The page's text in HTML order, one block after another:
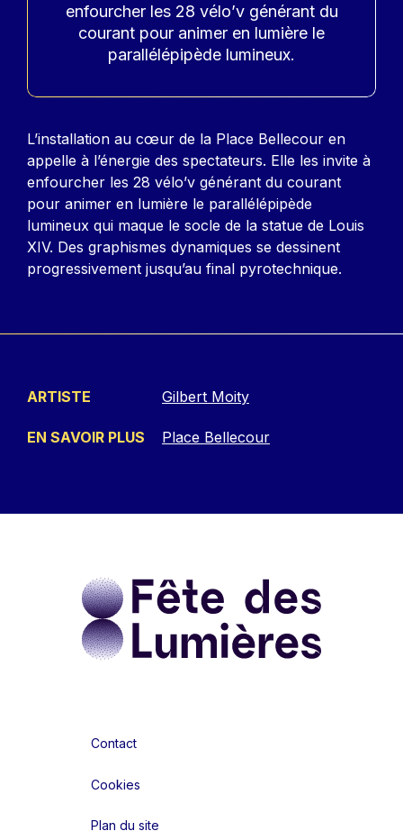
enfourcher les 28 vélo’v générant du
courant pour animer en lumière le
parallélépipède lumineux.
Contenu
L’installation au cœur de la Place Bellecour en
appelle à l’énergie des spectateurs. Elle les invite à
enfourcher les 28 vélo’v générant du courant
pour animer en lumière le parallélépipède
lumineux qui maque le socle de la statue de Louis
XIV. Des graphismes dynamiques se dessinent
progressivement jusqu’au final pyrotechnique.
ARTISTE Gilbert Moity
EN SAVOIR PLUS Place Bellecour
Contact
Cookies
Plan du site